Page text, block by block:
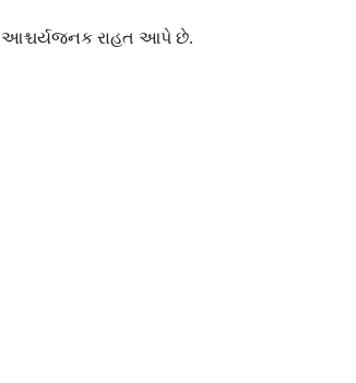
આશ્ચર્યજનક રાહત આપે છે.